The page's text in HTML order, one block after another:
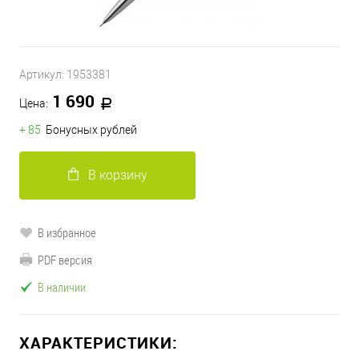
Артикул: 1953381
Цена: 1 690
+ 85 Бонусных рублей
В корзину
В избранное
PDF версия
В наличии
ХАРАКТЕРИСТИКИ: